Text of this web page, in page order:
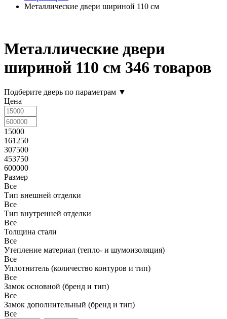
Металлические двери шириной 110 см
Металлические двери
шириной 110 см 346 товаров
Подберите дверь по параметрам ▼
Цена
15000
161250
307500
453750
600000
Размер
Все
Тип внешней отделки
Все
Тип внутренней отделки
Все
Толщина стали
Все
Утепление материал (тепло- и шумоизоляция)
Все
Уплотнитель (количество контуров и тип)
Все
Замок основной (бренд и тип)
Все
Замок дополнительный (бренд и тип)
Все